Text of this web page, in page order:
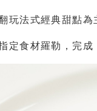
玩法式經典甜點為
定食材羅勒，完成